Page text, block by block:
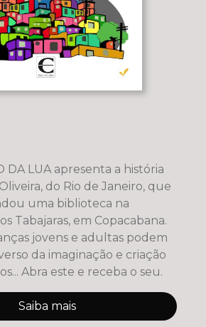
DA LUA apresenta a história
do Rio de Janeiro, que
uma biblioteca na
Tabajaras, em Copacabana.
jovens e adultas podem
da imaginação e criação
Abra este e receba o seu.
Saiba mais